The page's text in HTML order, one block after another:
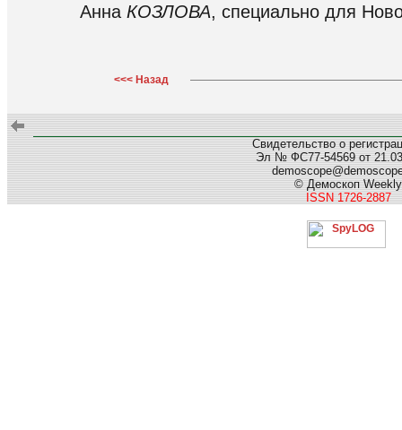
Анна КОЗЛОВА, специально для
<<< Назад
Свидетельство о
Эл № ФС77-54569 от
© Демоскоп Weekly
ISSN 1726-2887